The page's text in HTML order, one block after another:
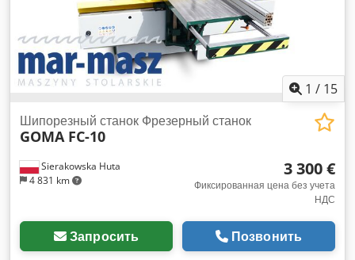
1 / 15
Sierakowska Huta
4 831 km
Шипорезный станок Фрезерный станок
GOMA FC-10
3 300 €
Фиксированная цена без учета
НДС
Запросить Позвонить